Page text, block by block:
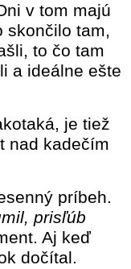
v tom majú
skončilo tam,
to čo tam
a ideálne ešte
je tiež
nad kadečím
príbeh.
prisľúb
Aj keď
dočítal.